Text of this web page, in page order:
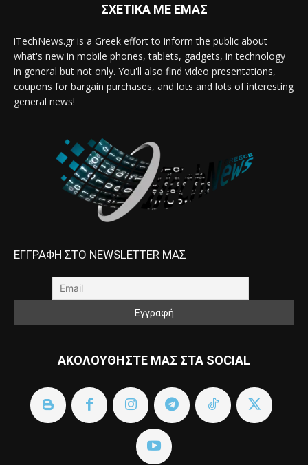
ΣΧΕΤΙΚΑ ΜΕ ΕΜΑΣ
iTechNews.gr is a Greek effort to inform the public about
what's new in mobile phones, tablets, gadgets, in technology
in general but not only. You'll also find video presentations,
coupons for bargain purchases, and lots and lots of interesting
general news!
ΕΓΓΡΑΦΗ ΣΤΟ NEWSLETTER ΜΑΣ
ΑΚΟΛΟΥΘΗΣΤΕ ΜΑΣ ΣΤΑ SOCIAL